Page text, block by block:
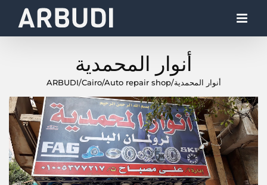
أنوار المحمدية
ARBUDI/Cairo/Auto repair shop/أنوار المحمدية